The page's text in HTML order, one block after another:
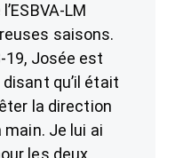
LM
saisons.
19, Josée est
qu’il était
la direction
main. Je lui ai
les deux